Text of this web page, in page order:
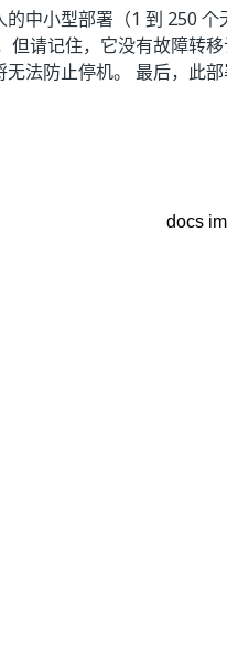
中小型部署（1 到 250
但请记住，它没有故障转
法防止停机。 最后，此部